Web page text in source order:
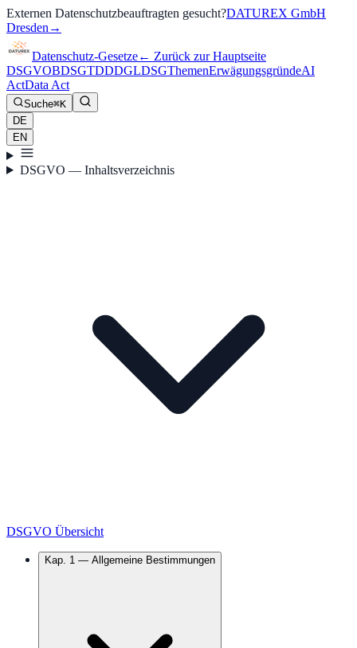
Externen Datenschutzbeauftragten gesucht?DATUREX GmbH
Dresden →
Datenschutz-Gesetze← Zurück zur Hauptseite
DSGVOBDSGTDDDGLDSGThemenErwägungsgründeAI
ActData Act
Suche⌘K
DE
EN
DSGVO — Inhaltsverzeichnis
DSGVO Übersicht
Kap. 1 — Allgemeine Bestimmungen